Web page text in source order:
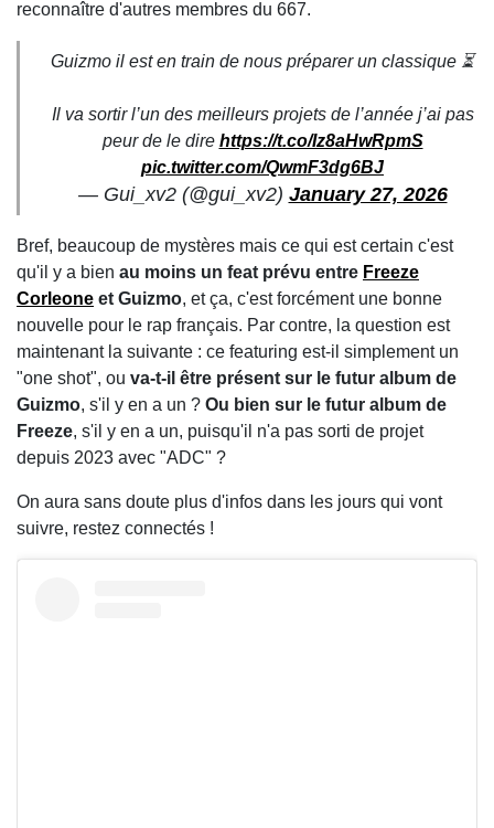
reconnaître d'autres membres du 667.
Guizmo il est en train de nous préparer un classique ⏳
Il va sortir l’un des meilleurs projets de l’année j’ai pas
peur de le dire https://t.co/Iz8aHwRpmS
pic.twitter.com/QwmF3dg6BJ
— Gui_xv2 (@gui_xv2) January 27, 2026
Bref, beaucoup de mystères mais ce qui est certain c'est
qu'il y a bien au moins un feat prévu entre Freeze
Corleone et Guizmo, et ça, c'est forcément une bonne
nouvelle pour le rap français. Par contre, la question est
maintenant la suivante : ce featuring est-il simplement un
"one shot", ou va-t-il être présent sur le futur album de
Guizmo, s'il y en a un ? Ou bien sur le futur album de
Freeze, s'il y en a un, puisqu'il n'a pas sorti de projet
depuis 2023 avec "ADC" ?
On aura sans doute plus d'infos dans les jours qui vont
suivre, restez connectés !